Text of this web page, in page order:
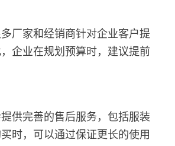
厂家和经销商针对企业客户提
企业在规划预算时，建议提前
供完善的售后服务，包括服装
时，可以通过保证更长的使用